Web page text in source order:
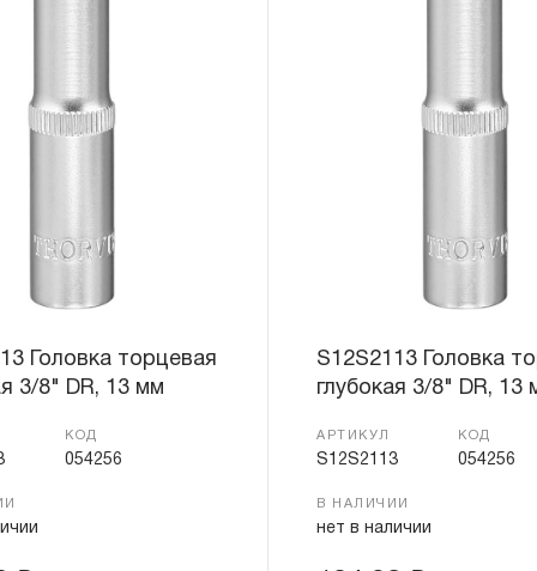
3.3 На изделия торговой марки
«ограниченной гарантии», в
эксплуатации всех типов инструмента,
3.4 На следующие группы слесарно-
(ключи гаечные трещоточные, рукоятки
распространяется ограниченный срок
3.4.2 На измерительный и
манометры, компрессометры, тестеры,
ограниченный срок гарантии в
зависит от интенсивности эксплуатации
Головка торцевая
3/8" DR, 13 мм
КОД
054256
S12S2113 Головка
глубокая 3/8" DR, 13
АРТИКУЛ
S12S2113
КОД
054256
В НАЛИЧИИ
нет в наличии